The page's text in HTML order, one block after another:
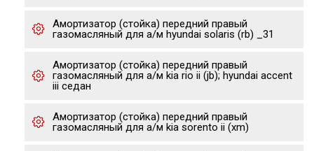
Амортизатор (стойка) передний правый
газомасляный для а/м hyundai solaris (rb) _31
Амортизатор (стойка) передний правый
газомасляный для а/м kia rio ii (jb); hyundai accent
iii седан
Амортизатор (стойка) передний правый
газомасляный для а/м kia sorento ii (xm)